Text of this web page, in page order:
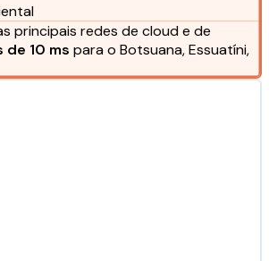
principais redes de cloud e de
de 10 ms para o Botsuana, Essuatíni,